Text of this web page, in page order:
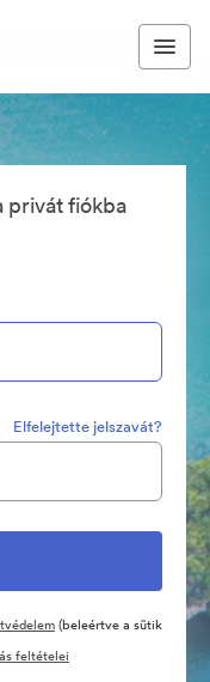
privát fiókba
Elfelejtette jelszavát?
(beleértve a sütik
feltételei